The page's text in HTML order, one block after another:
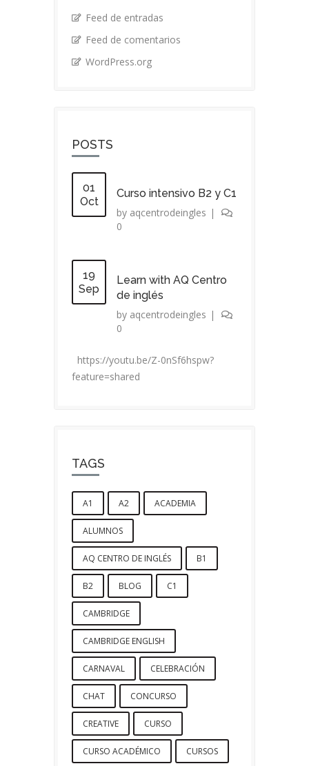
Feed de entradas
Feed de comentarios
WordPress.org
POSTS
01
Oct
Curso intensivo B2 y C1
by aqcentrodeingles |
0
19
Sep
Learn with AQ Centro
de inglés
by aqcentrodeingles |
0
https://youtu.be/Z-0nSf6hspw?
feature=shared
TAGS
A1 A2 ACADEMIA
ALUMNOS
AQ CENTRO DE INGLÉS B1
B2 BLOG C1
CAMBRIDGE
CAMBRIDGE ENGLISH
CARNAVAL CELEBRACIÓN
CHAT CONCURSO
CREATIVE CURSO
CURSO ACADÉMICO CURSOS